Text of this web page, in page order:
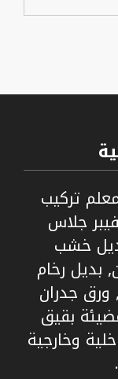
تركيب
جلاس
خشب
بديل رخام
ورق جدران
بقيق
وخارجية